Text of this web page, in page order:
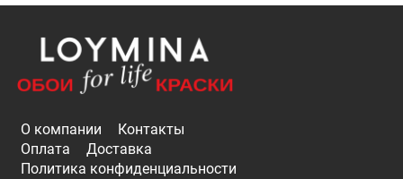
О компании
Контакты
Оплата
Доставка
Политика конфиденциальности